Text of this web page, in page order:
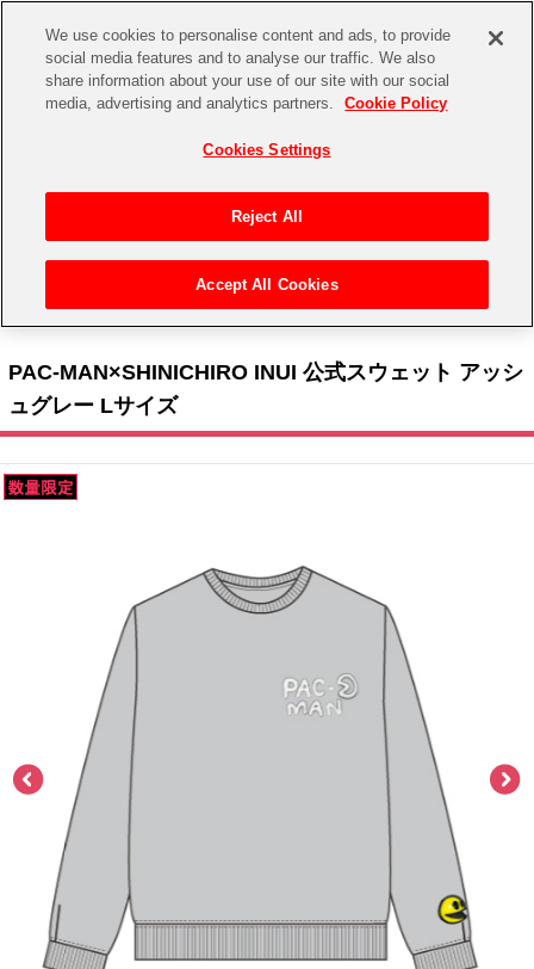
CHANNEL STORE EVENT
ゲーム
ASOBI STAGE
その他先行受付
プレミアム会員とは
アイドルマスターシリーズ
アイドルマスター
アイドルマスター SideM
アイドルマスター シャイニーカラーズ
プロジェクトアイマス ヴイアライヴ
テイルズ オブ シリーズ
太鼓の達人
ACE COMBAT
パックマン
ナムコクラシック
イベントグッズ
トイ・ホビー
ナムコクラシック >パックマン > PAC-MAN×SHINICHIRO INUI 公
PAC-MAN×SHINICHIRO INUI 公式スウェット アッシ
ュグレー Lサイズ
We use cookies to personalise content and ads, to provide
social media features and to analyse our traffic. We also
share information about your use of our site with our social
media, advertising and analytics partners.
Cookie Policy
Cookies Settings
Reject All
Accept All Cookies